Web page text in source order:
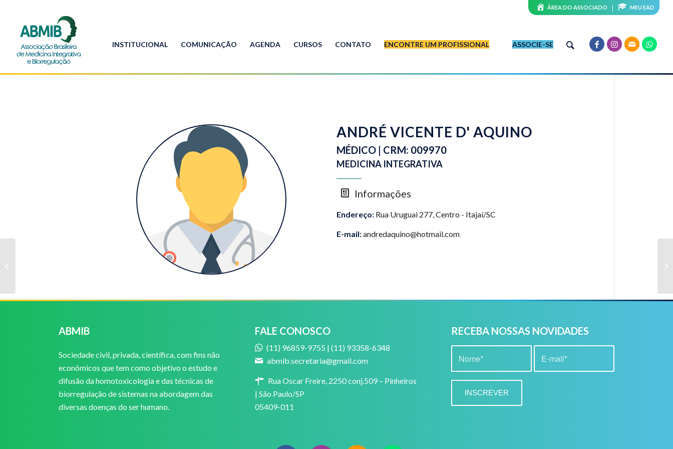
ÁREA DO ASSOCIADO MEU EAD
INSTITUCIONAL COMUNICAÇÃO AGENDA CURSOS CONTATO ENCONTRE UM PROFISSIONAL ASSOCIE-SE
ANDRÉ VICENTE D' AQUINO
MÉDICO | CRM: 009970
MEDICINA INTEGRATIVA
Informações
Endereço: Rua Uruguai 277, Centro - Itajaí/SC
E-mail:andredaquino@hotmail.com
ABMIB
Sociedade civil, privada, científica, com fins não
econômicos que tem como objetivo o estudo e
difusão da homotoxicologia e das técnicas de
biorregulação de sistemas na abordagem das
diversas doenças do ser humano.
FALE CONOSCO
(11) 96859-9755 | (11) 93358-6348
abmib.secretaria@gmail.com
Rua Oscar Freire, 2250 conj.509 – Pinheiros
| São Paulo/SP
05409-011
RECEBA NOSSAS NOVIDADES